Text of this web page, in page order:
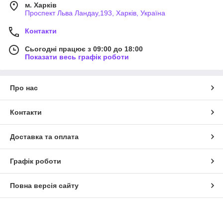
м. Харків
Проспект Льва Ландау,193, Харків, Україна
Контакти
Сьогодні працює з 09:00 до 18:00
Показати весь графік роботи
Про нас
Контакти
Доставка та оплата
Графік роботи
Повна версія сайту